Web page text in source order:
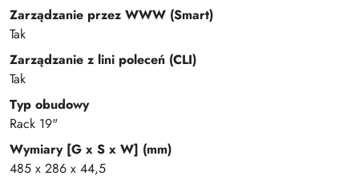
Zarządzanie przez WWW (Smart)
Tak
Zarządzanie z lini poleceń (CLI)
Tak
Typ obudowy
Rack 19"
Wymiary [G x S x W] (mm)
485 x 286 x 44,5